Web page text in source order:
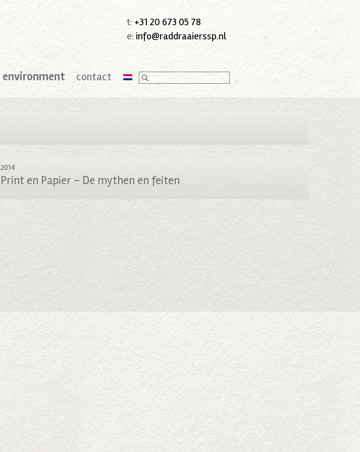
t: +31 20 673 05 78
e: info@raddraaierssp.nl
environment contact
2014
Print en Papier – De mythen en feiten